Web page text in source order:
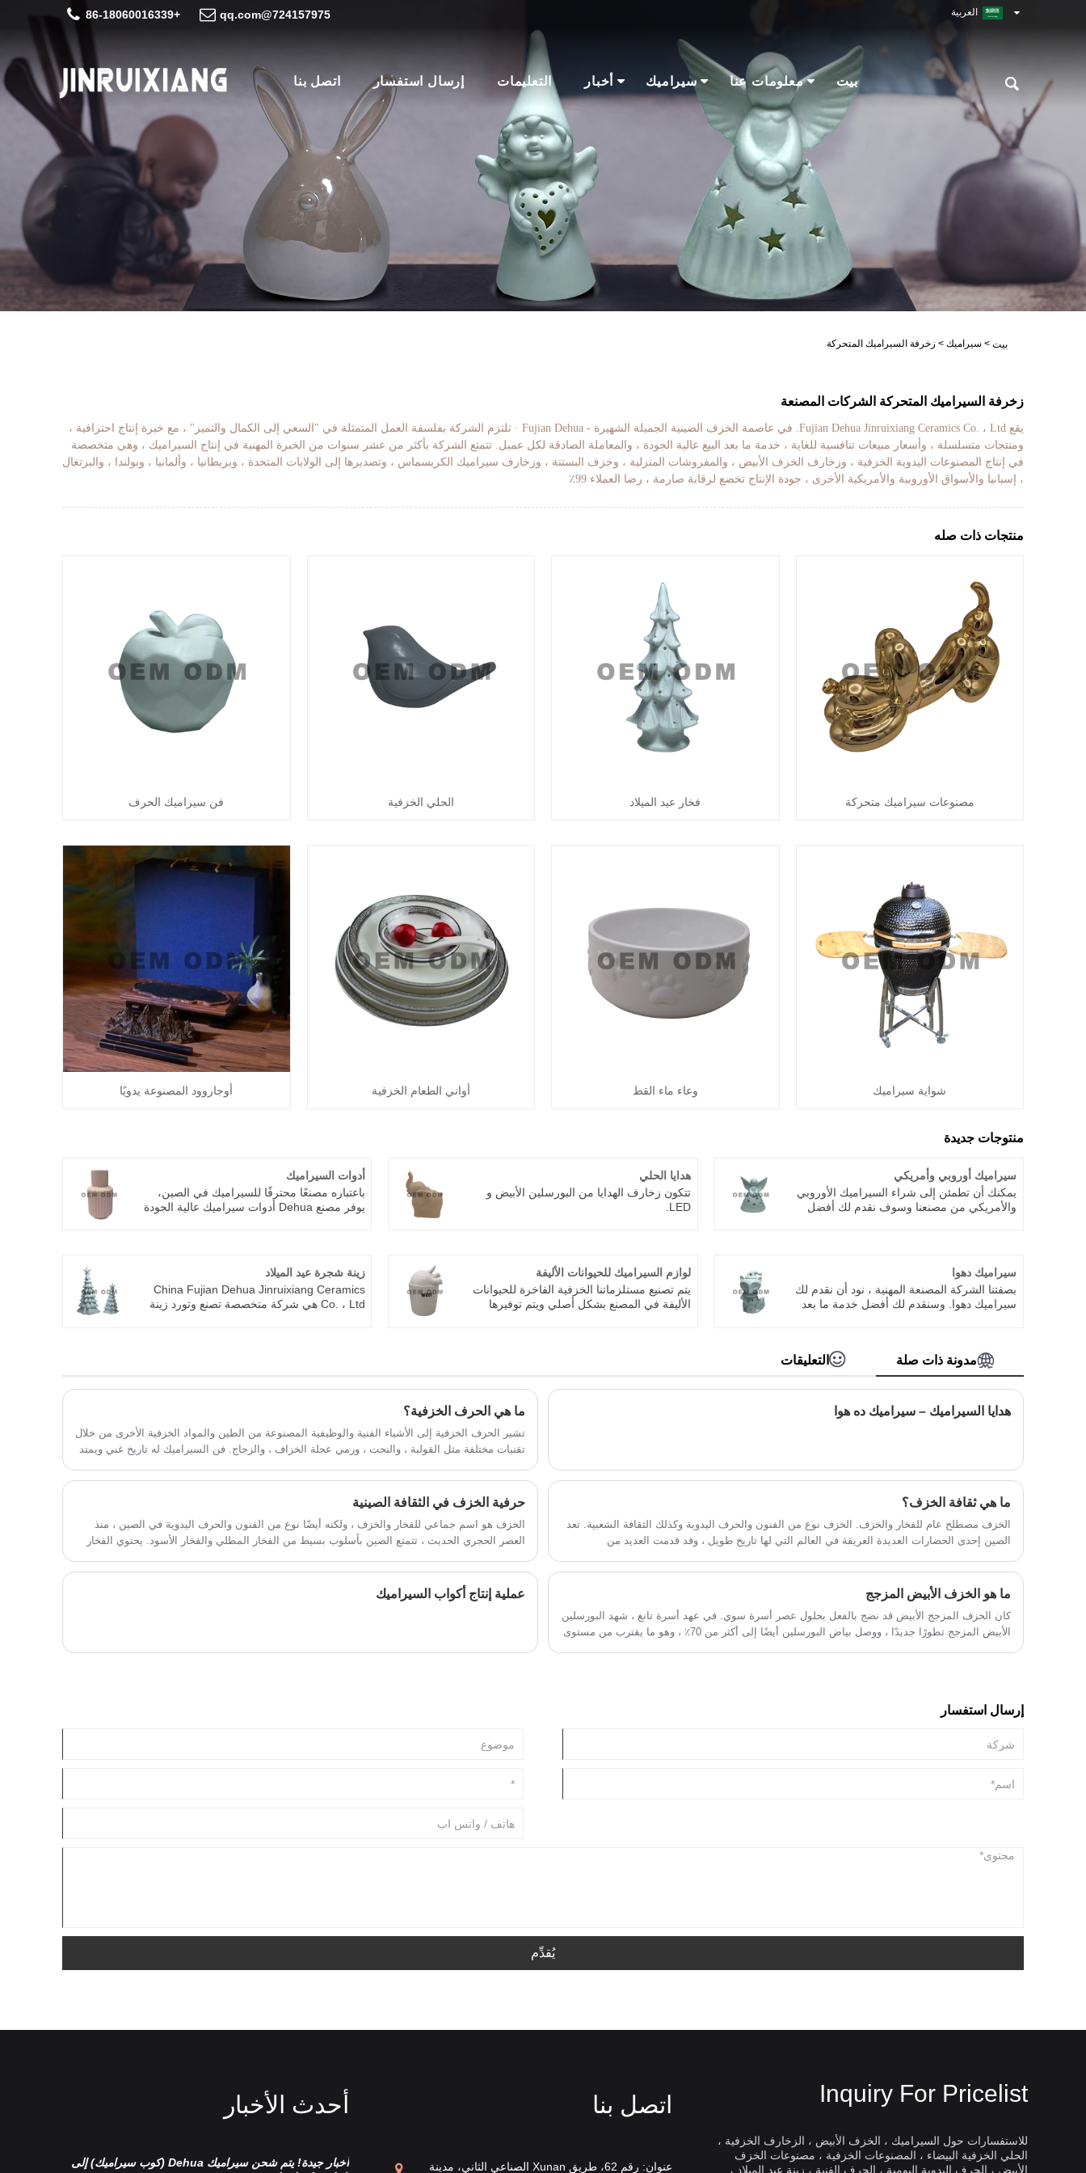
+86-18060016339 724157975@qq.com العربية
بيت معلومات عنا سيراميك أخبار التعليمات إرسال استفسار اتصل بنا
بيت > سيراميك > زخرفة السيراميك المتحركة
زخرفة السيراميك المتحركة الشركات المصنعة
يقع Fujian Dehua Jinruixiang Ceramics Co. ، Ltd. في عاصمة الخزف الصينية الجميلة الشهيرة - Fujian Dehua · تلتزم الشركة بفلسفة العمل المتمثلة في "السعي إلى الكمال والتميز" ، مع خبرة إنتاج احترافية ،
ومنتجات متسلسلة ، وأسعار مبيعات تنافسية للغاية ، خدمة ما بعد البيع عالية الجودة ، والمعاملة الصادقة لكل عميل. تتمتع الشركة بأكثر من عشر سنوات من الخبرة المهنية في إنتاج السيراميك ، وهي متخصصة
في إنتاج المصنوعات اليدوية الخزفية ، وزخارف الخزف الأبيض ، والمفروشات المنزلية ، وخزف البستنة ، وزخارف سيراميك الكريسماس ، وتصديرها إلى الولايات المتحدة ، وبريطانيا ، وألمانيا ، وبولندا ، والبرتغال
، إسبانيا والأسواق الأوروبية والأمريكية الأخرى ، جودة الإنتاج تخضع لرقابة صارمة ، رضا العملاء 99٪
منتجات ذات صله
مصنوعات سيراميك متحركة فخار عيد الميلاد الحلي الخزفية فن سيراميك الحرف
شواية سيراميك وعاء ماء القط أواني الطعام الخزفية أوجاروود المصنوعة يدويًا
منتوجات جديدة
سيراميك أوروبي وأمريكي
يمكنك أن تطمئن إلى شراء السيراميك الأوروبي
والأمريكي من مصنعنا وسوف نقدم لك أفضل
هدايا الحلي
تتكون زخارف الهدايا من البورسلين الأبيض و
LED.
أدوات السيراميك
باعتباره مصنعًا محترفًا للسيراميك في الصين،
يوفر مصنع Dehua أدوات سيراميك عالية الجودة
أملس، ومقاوم للخدش، ومقاوم للحرارة، ويلبي
معايير السلامة الغذائية الدولية.
سيراميك دهوا
بصفتنا الشركة المصنعة المهنية ، نود أن نقدم لك
سيراميك دهوا. وسنقدم لك أفضل خدمة ما بعد
لوازم السيراميك للحيوانات الأليفة
يتم تصنيع مستلزماتنا الخزفية الفاخرة للحيوانات
الأليفة في المصنع بشكل أصلي ويتم توفيرها
السلسلة الصناعية الكاملة. باعتبارنا مصنعًا
متكاملًا حقيقيًا متخصصًا في منتجات سيراميك
الحيوانات الأليفة ذات السلسلة الكاملة، فإننا
نغطي البحث والتطوير المستقل وتخصيص
القالب والحرق في درجات الحرارة العالية
والتزجيج الدقيق والفحص الصارم للجودة
زينة شجرة عيد الميلاد
China Fujian Dehua Jinruixiang Ceramics
Co. ، Ltd هي شركة متخصصة تصنع وتورد زينة
مدونة ذات صلة التعليقات
هدايا السيراميك – سيراميك ده هوا ما هي الحرف الخزفية؟
تشير الحرف الخزفية إلى الأشياء الفنية والوظيفية المصنوعة من الطين والمواد الخزفية الأخرى من خلال
تقنيات مختلفة مثل القولبة ، والنحت ، ورمي عجلة الخزاف ، والزجاج. فن السيراميك له تاريخ غني ويمتد
ما هي ثقافة الخزف؟
الخزف مصطلح عام للفخار والخزف. الخزف نوع من الفنون والحرف اليدوية وكذلك الثقافة الشعبية. تعد
الصين إحدى الحضارات العديدة العريقة في العالم التي لها تاريخ طويل ، وقد قدمت العديد من
خاصة.
حرفية الخزف في الثقافة الصينية
الخزف هو اسم جماعي للفخار والخزف ، ولكنه أيضًا نوع من الفنون والحرف اليدوية في الصين ، منذ
العصر الحجري الحديث ، تتمتع الصين بأسلوب بسيط من الفخار المطلي والفخار الأسود. يحتوي الفخار
ما هو الخزف الأبيض المزجج
كان الخزف المزجج الأبيض قد نضج بالفعل بحلول عصر أسرة سوي. في عهد أسرة تانغ ، شهد البورسلين
الأبيض المزجج تطورًا جديدًا ، ووصل بياض البورسلين أيضًا إلى أكثر من 70٪ ، وهو ما يقترب من مستوى
عملية إنتاج أكواب السيراميك
إرسال استفسار
يُقدِّم
أحدث الأخبار
أخبار جيدة! يتم شحن سيراميك Dehua (كوب سيراميك) إلى
الخزف الصيني الأبيض Dingyao الخزف الأبيض
اتصل بنا
عنوان: رقم 62، طريق Xunan الصناعي الثاني، مدينة
Inquiry For Pricelist
للاستفسارات حول السيراميك ، الخزف الأبيض ، الزخارف الخزفية ،
الحلي الخزفية البيضاء ، المصنوعات الخزفية ، مصنوعات الخزف
الأبيض ، الحرف اليدوية اليومية ، الحرف الفنية ، زينة عيد الميلاد ،